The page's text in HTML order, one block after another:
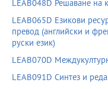
LEAB048D Решаване на
LEAB065D Езикови
превод (английски и
руски език)
LEAB070D
LEAB091D Синтез и